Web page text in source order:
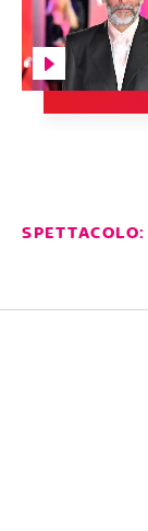
SPETTACOLO: